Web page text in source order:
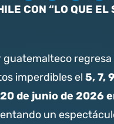
CON “LO QUE EL
imperdibles el5, 7,
de junio de 2026
un